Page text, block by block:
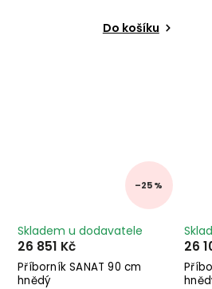
Do košíku
–25 %
Příborník SANAT 90 cm
hnědý
Skladem u dodavatele
26 851 Kč 26